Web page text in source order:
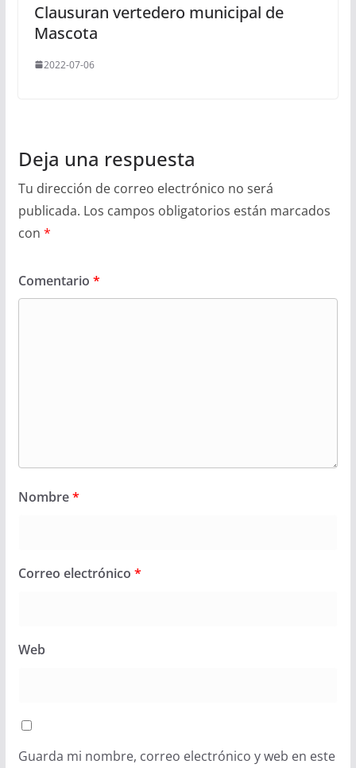
Clausuran vertedero municipal de
Mascota
2022-07-06
Deja una respuesta
Tu dirección de correo electrónico no será
publicada. Los campos obligatorios están marcados
con *
Comentario *
Nombre*
Correo electrónico *
Web
Guarda mi nombre, correo electrónico y web en este